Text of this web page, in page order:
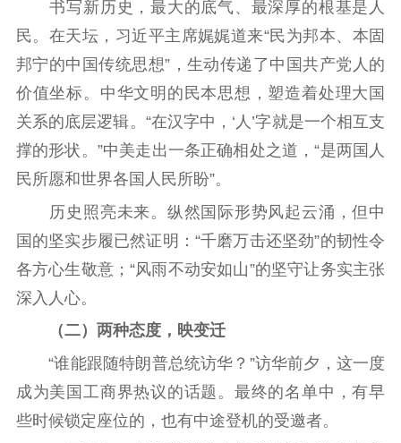
数据资源
公共服务
新时代公民素养
提升资源库
新闻出版
政务服务
作品著作权
登记服务
科研创新
智库服务
管理平台
文化产业
统计分析
数字出版
审读服务
新闻发布工作备
案管理系统
电影
服务
理论宣讲
政工继续教育学
责任编辑注册
业务申报系统
书写新历史，最大的底气、最深厚的根基是人
民。在天坛，习近平主席娓娓道来“民为邦本、本固
邦宁的中国传统思想”，生动传递了中国共产党人的
价值坐标。中华文明的民本思想，塑造着处理大国
关系的底层逻辑。“在汉字中，‘人’字就是一个相互支
撑的形状。”中美走出一条正确相处之道，“是两国人
民所愿和世界各国人民所盼”。
历史照亮未来。纵然国际形势风起云涌，但中
国的坚实步履已然证明：“千磨万击还坚劲”的韧性令
各方心生敬意；“风雨不动安如山”的坚守让务实主张
深入人心。
（二）两种态度，映变迁
“谁能跟随特朗普总统访华？”访华前夕，这一度
成为美国工商界热议的话题。最终的名单中，有早
些时候锁定座位的，也有中途登机的受邀者。